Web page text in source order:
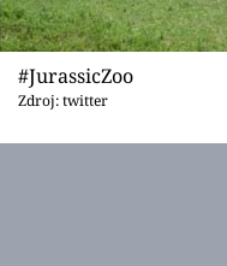
Přihlášení
#JurassicZoo
Zdroj: twitter